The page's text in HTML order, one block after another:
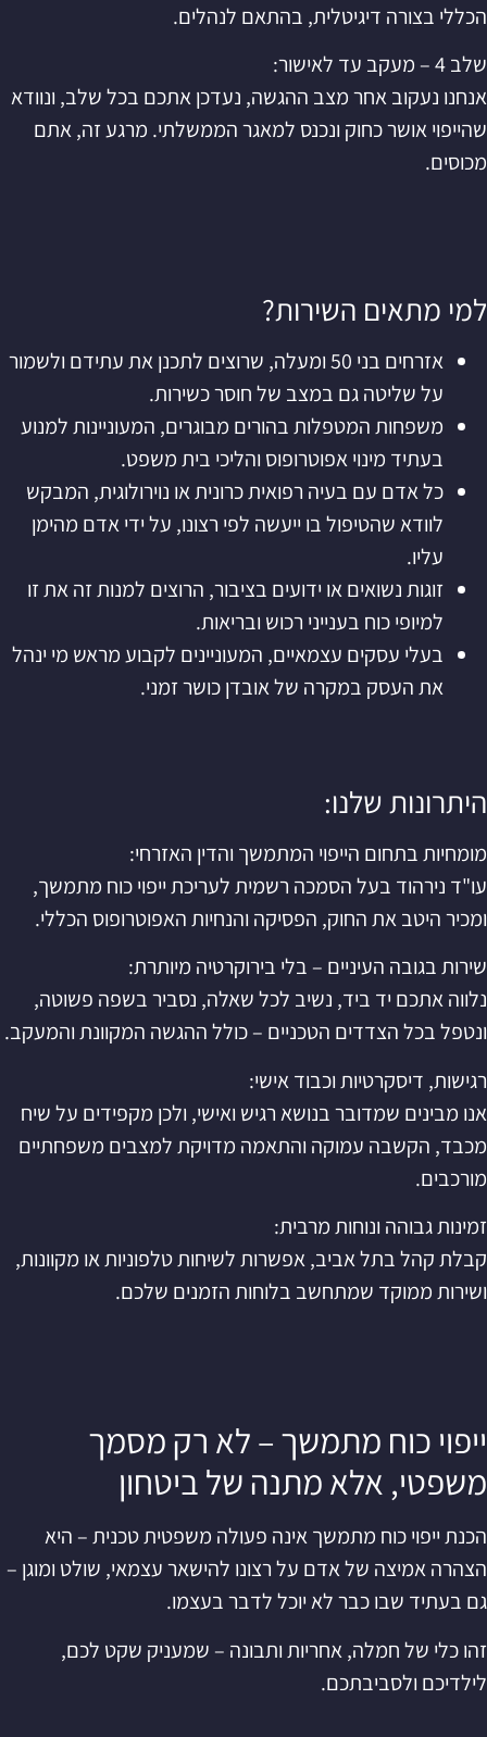
הכללי בצורה דיגיטלית, בהתאם לנהלים.
שלב 4 – מעקב עד לאישור:
אנחנו נעקוב אחר מצב ההגשה, נעדכן אתכם בכל שלב, ונוודא
שהייפוי אושר כחוק ונכנס למאגר הממשלתי. מרגע זה, אתם
מכוסים.
למי מתאים השירות?
אזרחים בני 50 ומעלה, שרוצים לתכנן את עתידם ולשמור
על שליטה גם במצב של חוסר כשירות.
משפחות המטפלות בהורים מבוגרים, המעוניינות למנוע
בעתיד מינוי אפוטרופוס והליכי בית משפט.
כל אדם עם בעיה רפואית כרונית או נוירולוגית, המבקש
לוודא שהטיפול בו ייעשה לפי רצונו, על ידי אדם מהימן
עליו.
זוגות נשואים או ידועים בציבור, הרוצים למנות זה את זו
למיופי כוח בענייני רכוש ובריאות.
בעלי עסקים עצמאיים, המעוניינים לקבוע מראש מי ינהל
את העסק במקרה של אובדן כושר זמני.
היתרונות שלנו:
מומחיות בתחום הייפוי המתמשך והדין האזרחי:
עו"ד נירהוד בעל הסמכה רשמית לעריכת ייפוי כוח מתמשך,
ומכיר היטב את החוק, הפסיקה והנחיות האפוטרופוס הכללי.
שירות בגובה העיניים – בלי בירוקרטיה מיותרת:
נלווה אתכם יד ביד, נשיב לכל שאלה, נסביר בשפה פשוטה,
ונטפל בכל הצדדים הטכניים – כולל ההגשה המקוונת והמעקב.
רגישות, דיסקרטיות וכבוד אישי:
אנו מבינים שמדובר בנושא רגיש ואישי, ולכן מקפידים על שיח
מכבד, הקשבה עמוקה והתאמה מדויקת למצבים משפחתיים
מורכבים.
זמינות גבוהה ונוחות מרבית:
קבלת קהל בתל אביב, אפשרות לשיחות טלפוניות או מקוונות,
ושירות ממוקד שמתחשב בלוחות הזמנים שלכם.
ייפוי כוח מתמשך – לא רק מסמך
משפטי, אלא מתנה של ביטחון
הכנת ייפוי כוח מתמשך אינה פעולה משפטית טכנית – היא
הצהרה אמיצה של אדם על רצונו להישאר עצמאי, שולט ומוגן –
גם בעתיד שבו כבר לא יוכל לדבר בעצמו.
זהו כלי של חמלה, אחריות ותבונה – שמעניק שקט לכם,
לילדיכם ולסביבתכם.